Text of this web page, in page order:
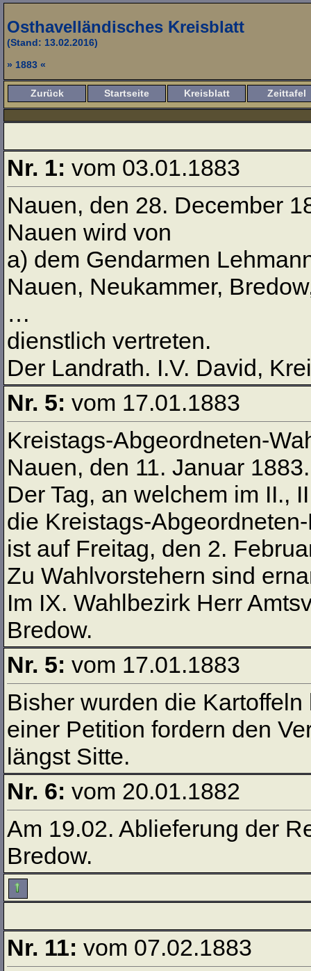
Osthavelländisches Kreisblatt
(Stand: 13.02.2016)
» 1883 «
Zurück Startseite Kreisblatt Zeittafel
Nr. 1: vom 03.01.1883
Nauen, den 28. December
Nauen wird von
a) dem Gendarmen
Nauen, Neukammer,
…
dienstlich vertreten.
Der Landrath. I.V. David,
Nr. 5: vom 17.01.1883
Kreistags-Abgeordneten-
Nauen, den 11. Januar 1883.
Der Tag, an welchem im II.,
die Kreistags-
ist auf Freitag, den 2.
Zu Wahlvorstehern sind
Im IX. Wahlbezirk Herr
Bredow.
Nr. 5: vom 17.01.1883
Bisher wurden die
einer Petition fordern den
längst Sitte.
Nr. 6: vom 20.01.1882
Am 19.02. Ablieferung der
Bredow.
Nr. 11: vom 07.02.1883